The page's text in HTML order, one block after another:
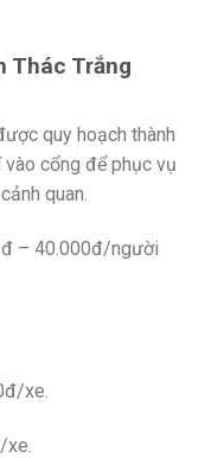
Thác Trắng
quy hoạch thành
vào cổng để phục vụ
quan.
– 40.000đ/người
xe.